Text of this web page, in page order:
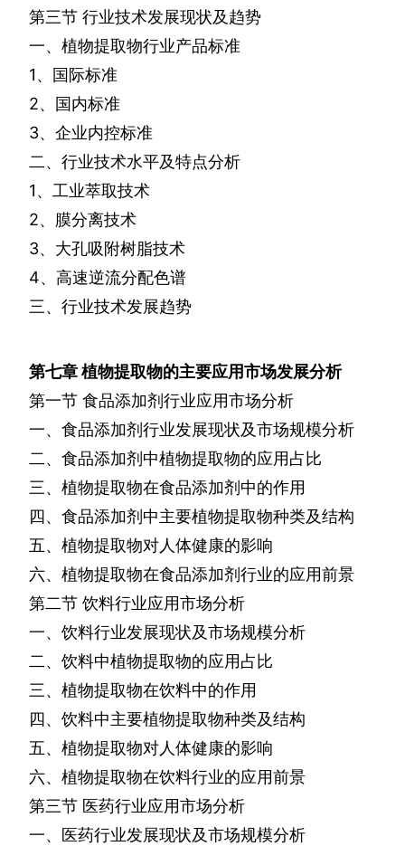
第三节 行业技术发展现状及趋势
一、植物提取物行业产品标准
1、国际标准
2、国内标准
3、企业内控标准
二、行业技术水平及特点分析
1、工业萃取技术
2、膜分离技术
3、大孔吸附树脂技术
4、高速逆流分配色谱
三、行业技术发展趋势
第七章植物提取物的主要应用市场发展分析
第一节 食品添加剂行业应用市场分析
一、食品添加剂行业发展现状及市场规模分析
二、食品添加剂中植物提取物的应用占比
三、植物提取物在食品添加剂中的作用
四、食品添加剂中主要植物提取物种类及结构
五、植物提取物对人体健康的影响
六、植物提取物在食品添加剂行业的应用前景
第二节 饮料行业应用市场分析
一、饮料行业发展现状及市场规模分析
二、饮料中植物提取物的应用占比
三、植物提取物在饮料中的作用
四、饮料中主要植物提取物种类及结构
五、植物提取物对人体健康的影响
六、植物提取物在饮料行业的应用前景
第三节 医药行业应用市场分析
一、医药行业发展现状及市场规模分析